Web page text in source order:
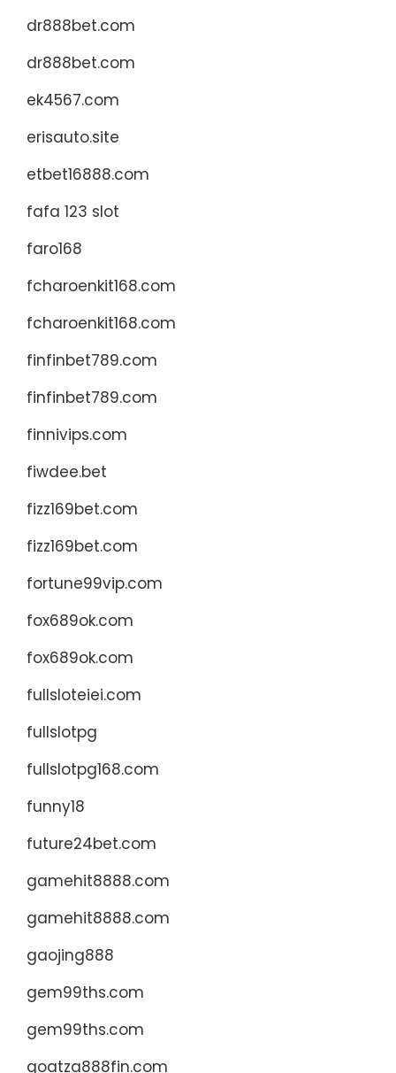
dr888bet.com
dr888bet.com
ek4567.com
erisauto.site
etbet16888.com
fafa 123 slot
faro168
fcharoenkit168.com
fcharoenkit168.com
finfinbet789.com
finfinbet789.com
finnivips.com
fiwdee.bet
fizz169bet.com
fizz169bet.com
fortune99vip.com
fox689ok.com
fox689ok.com
fullsloteiei.com
fullslotpg
fullslotpg168.com
funny18
future24bet.com
gamehit8888.com
gamehit8888.com
gaojing888
gem99ths.com
gem99ths.com
goatza888fin.com